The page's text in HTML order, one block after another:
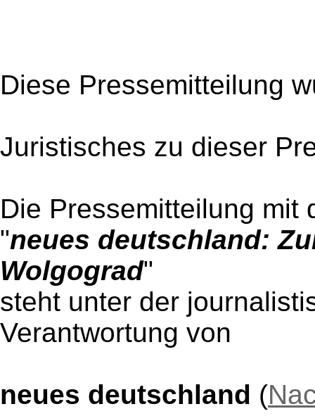
Diese Pressemitteilung
Juristisches zu dieser
Die Pressemitteilung mit
"neues deutschland:
Wolgograd"
steht unter der
Verantwortung von
neues deutschland (